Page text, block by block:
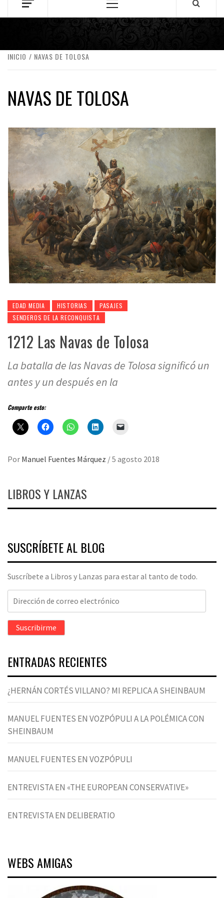
Menú
INICIO NAVAS DE TOLOSA
NAVAS DE TOLOSA
EDAD MEDIA HISTORIAS
PASAJES
SENDEROS DE LA RECONQUISTA
1212 Las Navas de Tolosa
La batalla de las Navas de Tolosa significó un
antes y un después en la
Comparte esto:
Por Manuel Fuentes Márquez /5 agosto 2018
LIBROS Y LANZAS
SUSCRÍBETE AL BLOG
Suscríbete a Libros y Lanzas para estar al tanto de todo.
Dirección
de
correo
electrónico
Suscribirme
ENTRADAS RECIENTES
¿HERNÁN CORTÉS VILLANO? MI REPLICA A SHEINBAUM
MANUEL FUENTES EN VOZPÓPULI A LA POLÉMICA CON
SHEINBAUM
MANUEL FUENTES EN VOZPÓPULI
ENTREVISTA EN «THE EUROPEAN CONSERVATIVE»
ENTREVISTA EN DELIBERATIO
WEBS AMIGAS